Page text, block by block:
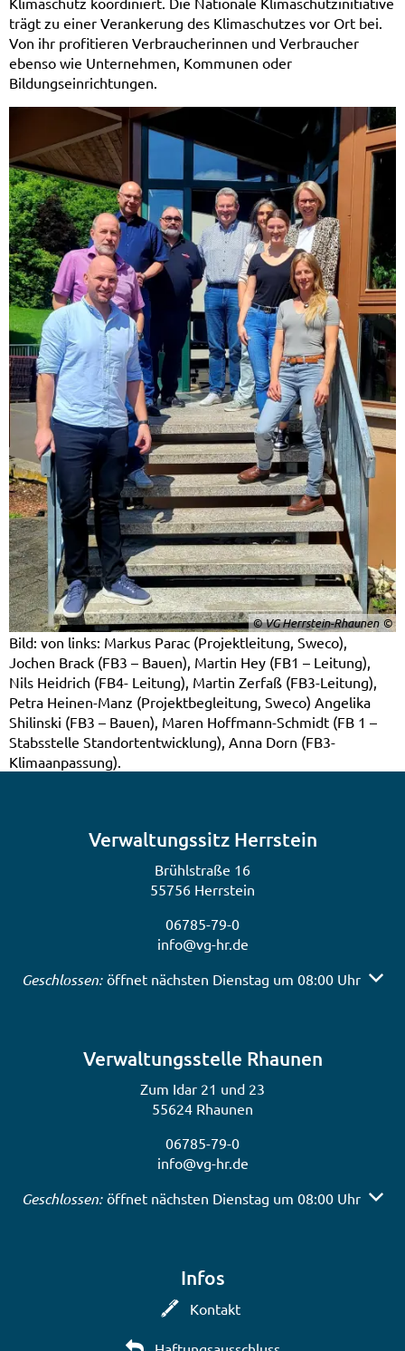
trägt zu einer Verankerung des Klimaschutzes vor Ort bei.
Von ihr profitieren Verbraucherinnen und Verbraucher
ebenso wie Unternehmen, Kommunen oder
Bildungseinrichtungen.
© VG Herrstein-Rhaunen
Bild: von links: Markus Parac (Projektleitung, Sweco),
Jochen Brack (FB3 – Bauen), Martin Hey (FB1 – Leitung),
Nils Heidrich (FB4- Leitung), Martin Zerfaß (FB3-Leitung),
Petra Heinen-Manz (Projektbegleitung, Sweco) Angelika
Shilinski (FB3 – Bauen), Maren Hoffmann-Schmidt (FB 1 –
Stabsstelle Standortentwicklung), Anna Dorn (FB3-
Klimaanpassung).
Verwaltungssitz Herrstein
Brühlstraße 16
55756 Herrstein
06785-79-0
info@vg-hr.de
Klicken, um weitere Öffnungs- oder Schließzeiten
Geschlossen: öffnet nächsten Dienstag um 08:00 Uhr
Verwaltungsstelle Rhaunen
Zum Idar 21 und 23
55624 Rhaunen
06785-79-0
info@vg-hr.de
Klicken, um weitere Öffnungs- oder Schließzeiten
Geschlossen: öffnet nächsten Dienstag um 08:00 Uhr
Infos
Kontakt